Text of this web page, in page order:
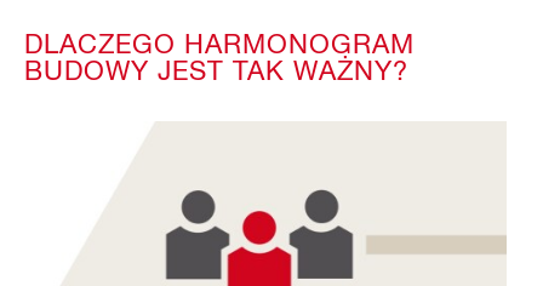
DLACZEGO HARMONOGRAM
BUDOWY JEST TAK WAŻNY?